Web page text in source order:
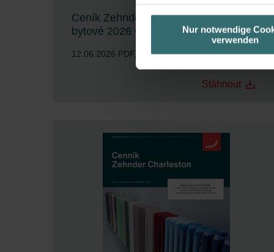
unserer Website verwenden,
basierend auf Ihren Interessen
Datenschutzerklärung
Datenschutzerklärung der
Zehnder Group Czech
Zehnder Group France:
Zehnder Group Ibérica SAU:
Zehnder Group Italia S.r.l.:
Zehnder Group İç Mekan
Zehnder Group Nederland bv:
Zehnder Group Sales
Zehnder Group Schweiz AG:
Nur notwendige
verwenden
Ceník Zehnder Designové radiátory
bytové 2026 CZ
12.06.2026 PDF, 14 MB
Stáhnout